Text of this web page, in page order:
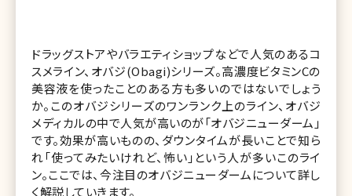
ドラッグストアやバラエティショップなどで人気のあるコ
スメライン、オバジ(Obagi)シリーズ。高濃度ビタミンCの
美容液を使ったことのある方も多いのではないでしょう
か。このオバジシリーズのワンランク上のライン、オバジ
メディカルの中で人気が高いのが「オバジニューダーム」
です。効果が高いものの、ダウンタイムが長いことで知ら
れ「使ってみたいけれど、怖い」という人が多いこのライ
ン。ここでは、今注目のオバジニューダームについて詳し
く解説していきます。